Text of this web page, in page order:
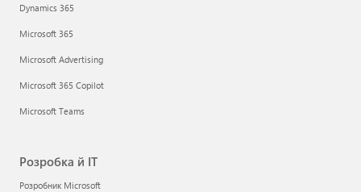
Dynamics 365
Microsoft 365
Microsoft Advertising
Microsoft 365 Copilot
Microsoft Teams
Розробка й ІТ
Розробник Microsoft